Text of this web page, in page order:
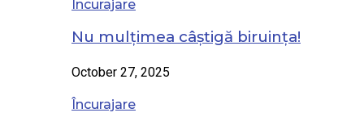
Încurajare
Nu mulțimea câștigă biruința!
October 27, 2025
Încurajare